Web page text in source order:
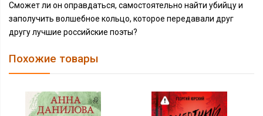
Сможет ли он оправдаться, самостоятельно найти убийцу и
заполучить волшебное кольцо, которое передавали друг
другу лучшие российские поэты?
Похожие товары